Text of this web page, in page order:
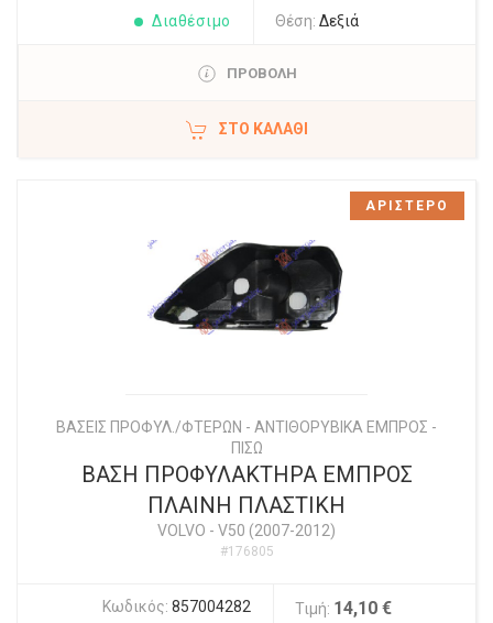
Διαθέσιμο Θέση: Δεξιά
ΠΡΟΒΟΛΗ
ΣΤΟ ΚΑΛΆΘΙ
ΒΑΣΕΙΣ ΠΡΟΦΥΛ./ΦΤΕΡΩΝ - ΑΝΤΙΘΟΡΥΒΙΚΑ ΕΜΠΡΟΣ -
ΠΙΣΩ
ΒΑΣΗ ΠΡΟΦΥΛΑΚΤΗΡΑ ΕΜΠΡΟΣ
ΠΛΑΙΝΗ ΠΛΑΣΤΙΚΗ
VOLVO - V50 (2007-2012)
#176805
Κωδικός: 857004282 Τιμή: 14,10 €
ΑΡΙΣΤΕΡΟ